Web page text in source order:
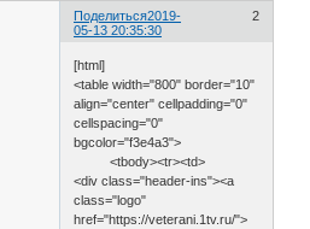
Поделиться 2
2019-
05-13 20:35:30
[html]
<table width="800" border="10"
align="center" cellpadding="0"
cellspacing="0"
bgcolor="f3e4a3">
<tbody><tr><td>
<div class="header-ins"><a
class="logo"
href="https://veterani.1tv.ru/">